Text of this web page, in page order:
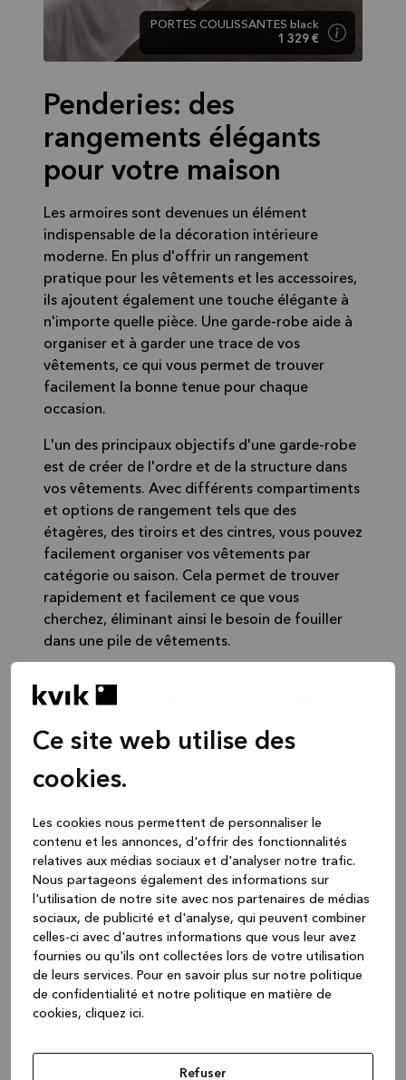
Ce site web utilise des
cookies.
Les cookies nous permettent de personnaliser le
contenu et les annonces, d'offrir des fonctionnalités
relatives aux médias sociaux et d'analyser notre trafic.
Nous partageons également des informations sur
l'utilisation de notre site avec nos partenaires de médias
sociaux, de publicité et d'analyse, qui peuvent combiner
celles-ci avec d'autres informations que vous leur avez
fournies ou qu'ils ont collectées lors de votre utilisation
de leurs services. Pour en savoir plus sur notre politique
de confidentialité et notre politique en matière de
cookies, cliquez ici.
Refuser
Penderies: des
rangements élégants
pour votre maison
Les armoires sont devenues un élément
indispensable de la décoration intérieure
moderne. En plus d'offrir un rangement
pratique pour les vêtements et les accessoires,
ils ajoutent également une touche élégante à
n'importe quelle pièce. Une garde-robe aide à
organiser et à garder une trace de vos
vêtements, ce qui vous permet de trouver
facilement la bonne tenue pour chaque
occasion.
L'un des principaux objectifs d'une garde-robe
est de créer de l'ordre et de la structure dans
vos vêtements. Avec différents compartiments
et options de rangement tels que des
étagères, des tiroirs et des cintres, vous pouvez
facilement organiser vos vêtements par
catégorie ou saison. Cela permet de trouver
rapidement et facilement ce que vous
cherchez, éliminant ainsi le besoin de fouiller
dans une pile de vêtements.
modèles et styles qui peuvent être adaptés à
décoration intérieure. Que vous aimiez le
moderne et le minimaliste ou le classique et
l'élégant, il existe une garde-robe adaptée à
bois, le métal et le verre peuvent être
combinés de différentes manières pour créer
des designs uniques et accrocheurs.
L'un des grands avantages des armoires est
leur gain de place. Grâce à des solutions de
conception intelligentes et à l'utilisation de la
hauteur de la pièce, une armoire peut
maximiser l'espace de stockage sans occuper
beaucoup d'espace au sol. Ceci est
PORTES COULISSANTES black
1 329 €